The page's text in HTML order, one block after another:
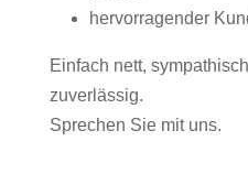
hervorragender
Einfach nett,
zuverlässig.
Sprechen Sie mit uns.